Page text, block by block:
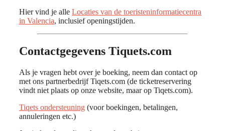
Hier vind je alle Locaties van de toeristeninformatiecentra
in Valencia, inclusief openingstijden.
Contactgegevens Tiquets.com
Als je vragen hebt over je boeking, neem dan contact op
met ons partnerbedrijf Tiqets.com (de ticketreservering
vindt niet plaats op onze website, maar op Tiqets.com).
Tiqets ondersteuning (voor boekingen, betalingen,
annuleringen etc.)